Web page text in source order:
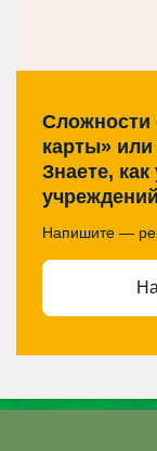
Сложности
карты»
Знаете,
Напишите —